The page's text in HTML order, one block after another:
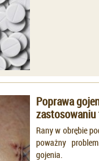
Poprawa
Rany w obrębie
poważny
gojenia.